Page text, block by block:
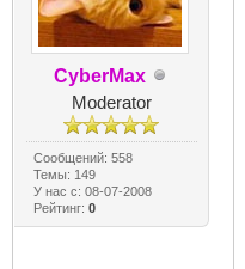
CyberMax
Moderator
Сообщений: 558
Темы: 149
У нас с: 08-07-2008
Рейтинг: 0